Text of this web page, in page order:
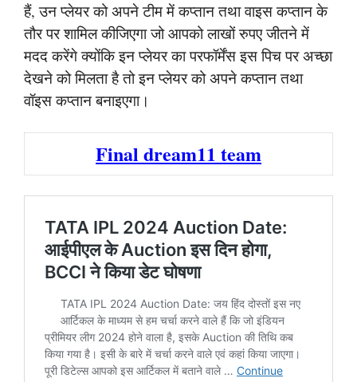
हैं, उन प्लेयर को अपने टीम में कप्तान तथा वाइस कप्तान के
तौर पर शामिल कीजिएगा जो आपको लाखों रुपए जीतने में
मदद करेंगे क्योंकि इन प्लेयर का परफॉर्मेंस इस पिच पर अच्छा
देखने को मिलता है तो इन प्लेयर को अपने कप्तान तथा
वॉइस कप्तान बनाइएगा।
Final dream11 team